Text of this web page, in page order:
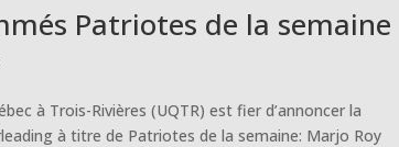
Patriotes de la semaine
à Trois-Rivières (UQTR) est fier d’annoncer la
à titre de Patriotes de la semaine: Marjo Roy